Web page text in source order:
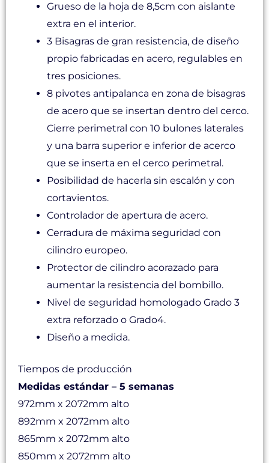
Grueso de la hoja de 8,5cm con aislante
extra en el interior.
3 Bisagras de gran resistencia, de diseño
propio fabricadas en acero, regulables en
tres posiciones.
8 pivotes antipalanca en zona de bisagras
de acero que se insertan dentro del cerco.
Cierre perimetral con 10 bulones laterales
y una barra superior e inferior de acerco
que se inserta en el cerco perimetral.
Posibilidad de hacerla sin escalón y con
cortavientos.
Controlador de apertura de acero.
Cerradura de máxima seguridad con
cilindro europeo.
Protector de cilindro acorazado para
aumentar la resistencia del bombillo.
Nivel de seguridad homologado Grado 3
extra reforzado o Grado4.
Diseño a medida.
Tiempos de producción
Medidas estándar – 5 semanas
972mm x 2072mm alto
892mm x 2072mm alto
865mm x 2072mm alto
850mm x 2072mm alto